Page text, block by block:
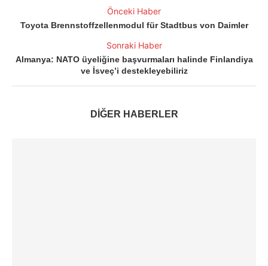
Önceki Haber
Toyota Brennstoffzellenmodul für Stadtbus von Daimler
Sonraki Haber
Almanya: NATO üyeliğine başvurmaları halinde Finlandiya
ve İsveç’i destekleyebiliriz
DİĞER HABERLER